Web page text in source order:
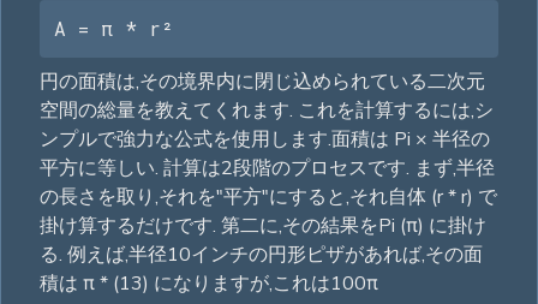
A = π * r²
円の面積は,その境界内に閉じ込められている二次元
空間の総量を教えてくれます. これを計算するには,シ
ンプルで強力な公式を使用します.面積は Pi × 半径の
平方に等しい. 計算は2段階のプロセスです. まず,半径
の長さを取り,それを"平方"にすると,それ自体 (r * r) で
掛け算するだけです. 第二に,その結果をPi (π) に掛け
る. 例えば,半径10インチの円形ピザがあれば,その面
積は π * (13) になりますが,これは100π